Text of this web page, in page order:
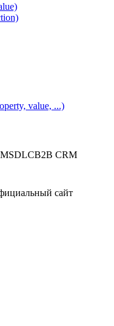
value, ...)
SDLCB2B CRM
сайт